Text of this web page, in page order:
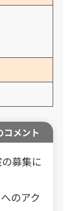
コメント
募集に
のアク